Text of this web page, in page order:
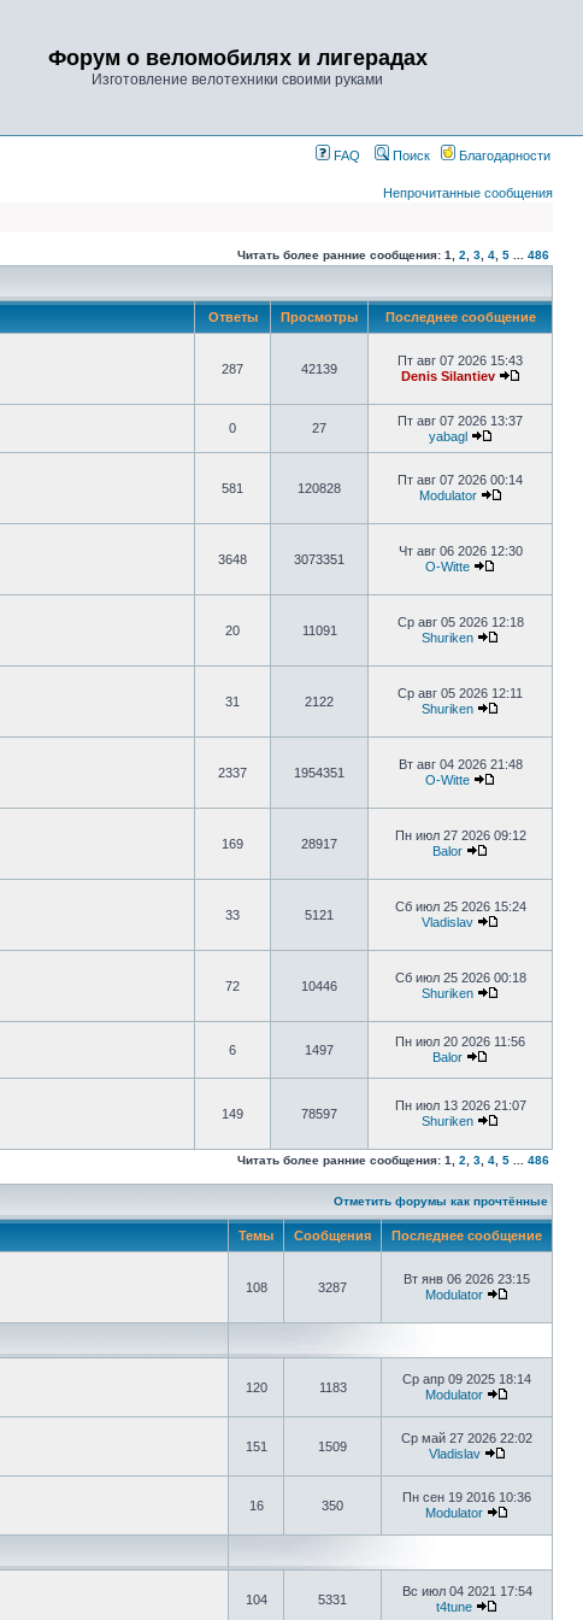
Форум о веломобилях и лигерадах
Изготовление велотехники своими руками
FAQ Поиск Благодарности
Непрочитанные сообщения
Читать более ранние сообщения: 1 2 3 4 5 486
Ответы Просмотры Последнее сообщение
287 42139
Пт авг 07 2026 15:43
Denis Silantiev
0 27
Пт авг 07 2026 13:37
yabagl
581 120828
Пт авг 07 2026 00:14
Modulator
3648 3073351
Чт авг 06 2026 12:30
O-Witte
20 11091
Ср авг 05 2026 12:18
Shuriken
31 2122
Ср авг 05 2026 12:11
Shuriken
2337 1954351
Вт авг 04 2026 21:48
O-Witte
169 28917
Пн июл 27 2026 09:12
Balor
33 5121
Сб июл 25 2026 15:24
Vladislav
72 10446
Сб июл 25 2026 00:18
Shuriken
6 1497
Пн июл 20 2026 11:56
Balor
149 78597
Пн июл 13 2026 21:07
Shuriken
Читать более ранние сообщения: 1 2 3 4 5 486
Отметить форумы как прочтённые
Темы Сообщения Последнее сообщение
108 3287
Вт янв 06 2026 23:15
Modulator
120 1183
Ср апр 09 2025 18:14
Modulator
151 1509
Ср май 27 2026 22:02
Vladislav
16 350
Пн сен 19 2016 10:36
Modulator
104 5331
Вс июл 04 2021 17:54
t4tune